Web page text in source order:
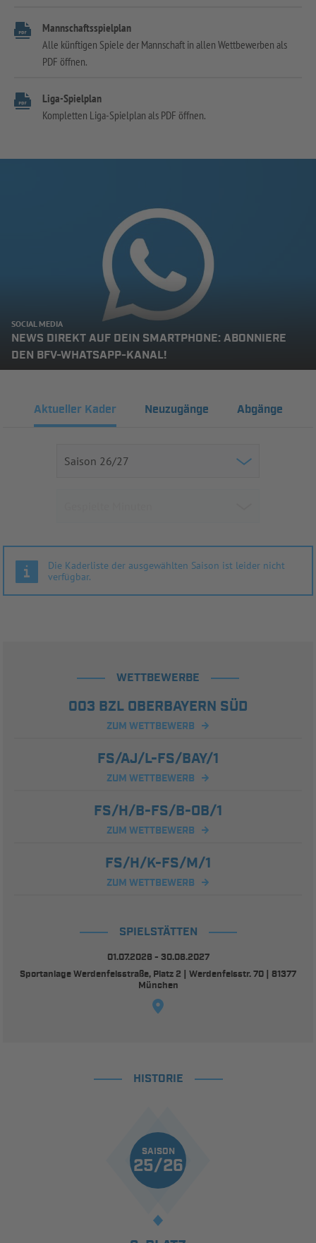
Mannschaftsspielplan
Alle künftigen Spiele der Mannschaft in allen Wettbewerben als
PDF öffnen.
Liga-Spielplan
Kompletten Liga-Spielplan als PDF öffnen.
SOCIAL MEDIA
NEWS DIREKT AUF DEIN SMARTPHONE: ABONNIERE
DEN BFV-WHATSAPP-KANAL!
Aktueller Kader Neuzugänge Abgänge
Die Kaderliste der ausgewählten Saison ist leider nicht
verfügbar.
WETTBEWERBE
003 BZL OBERBAYERN SÜD
ZUM WETTBEWERB
FS/AJ/L-FS/BAY/1
ZUM WETTBEWERB
FS/H/B-FS/B-OB/1
ZUM WETTBEWERB
FS/H/K-FS/M/1
ZUM WETTBEWERB
SPIELSTÄTTEN
01.07.2026 - 30.06.2027
Sportanlage Werdenfelsstraße, Platz 2 | Werdenfelsstr. 70 | 81377
München
HISTORIE
SAISON
25/26